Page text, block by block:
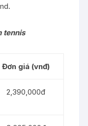
tennis
Đơn giá (vnđ)
2,390,000đ